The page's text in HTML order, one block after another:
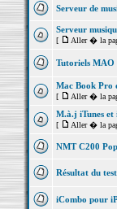
Serveur de
Serveur
[ Aller � la
Tutoriels MAO
Mac Book Pro
[ Aller � la
M.à.j iTunes et
[ Aller � la
NMT C200
Résultat du
iCombo pour